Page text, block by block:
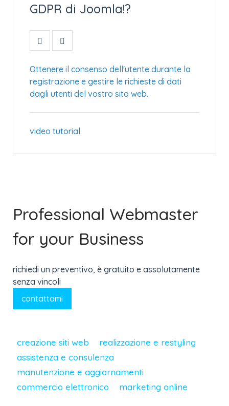
GDPR di Joomla!?
Ottenere il consenso dell'utente durante la
registrazione e gestire le richieste di dati
dagli utenti del vostro sito web.
video tutorial
Professional Webmaster
for your Business
richiedi un preventivo, è gratuito e assolutamente
senza vincoli
contattami
creazione siti web
realizzazione e restyling
assistenza e consulenza
manutenzione e aggiornamenti
commercio elettronico
marketing online